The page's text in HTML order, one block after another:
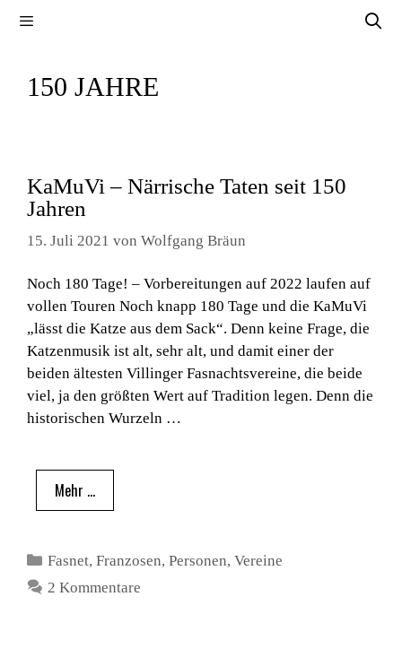
150 JAHRE
KaMuVi – Närrische Taten seit 150
Jahren
15. Juli 2021 von Wolfgang Bräun
Noch 180 Tage! – Vorbereitungen auf 2022 laufen auf
vollen Touren Noch knapp 180 Tage und die KaMuVi
„lässt die Katze aus dem Sack“. Denn keine Frage, die
Katzenmusik ist alt, sehr alt, und damit einer der
beiden ältesten Villinger Fasnachtsvereine, die beide
viel, ja den größten Wert auf Tradition legen. Denn die
historischen Wurzeln …
Mehr …
Kategorien
Fasnet,Franzosen,Personen,Vereine
2 Kommentare